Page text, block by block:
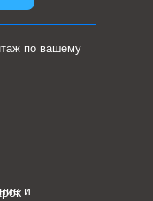
по вашему
и